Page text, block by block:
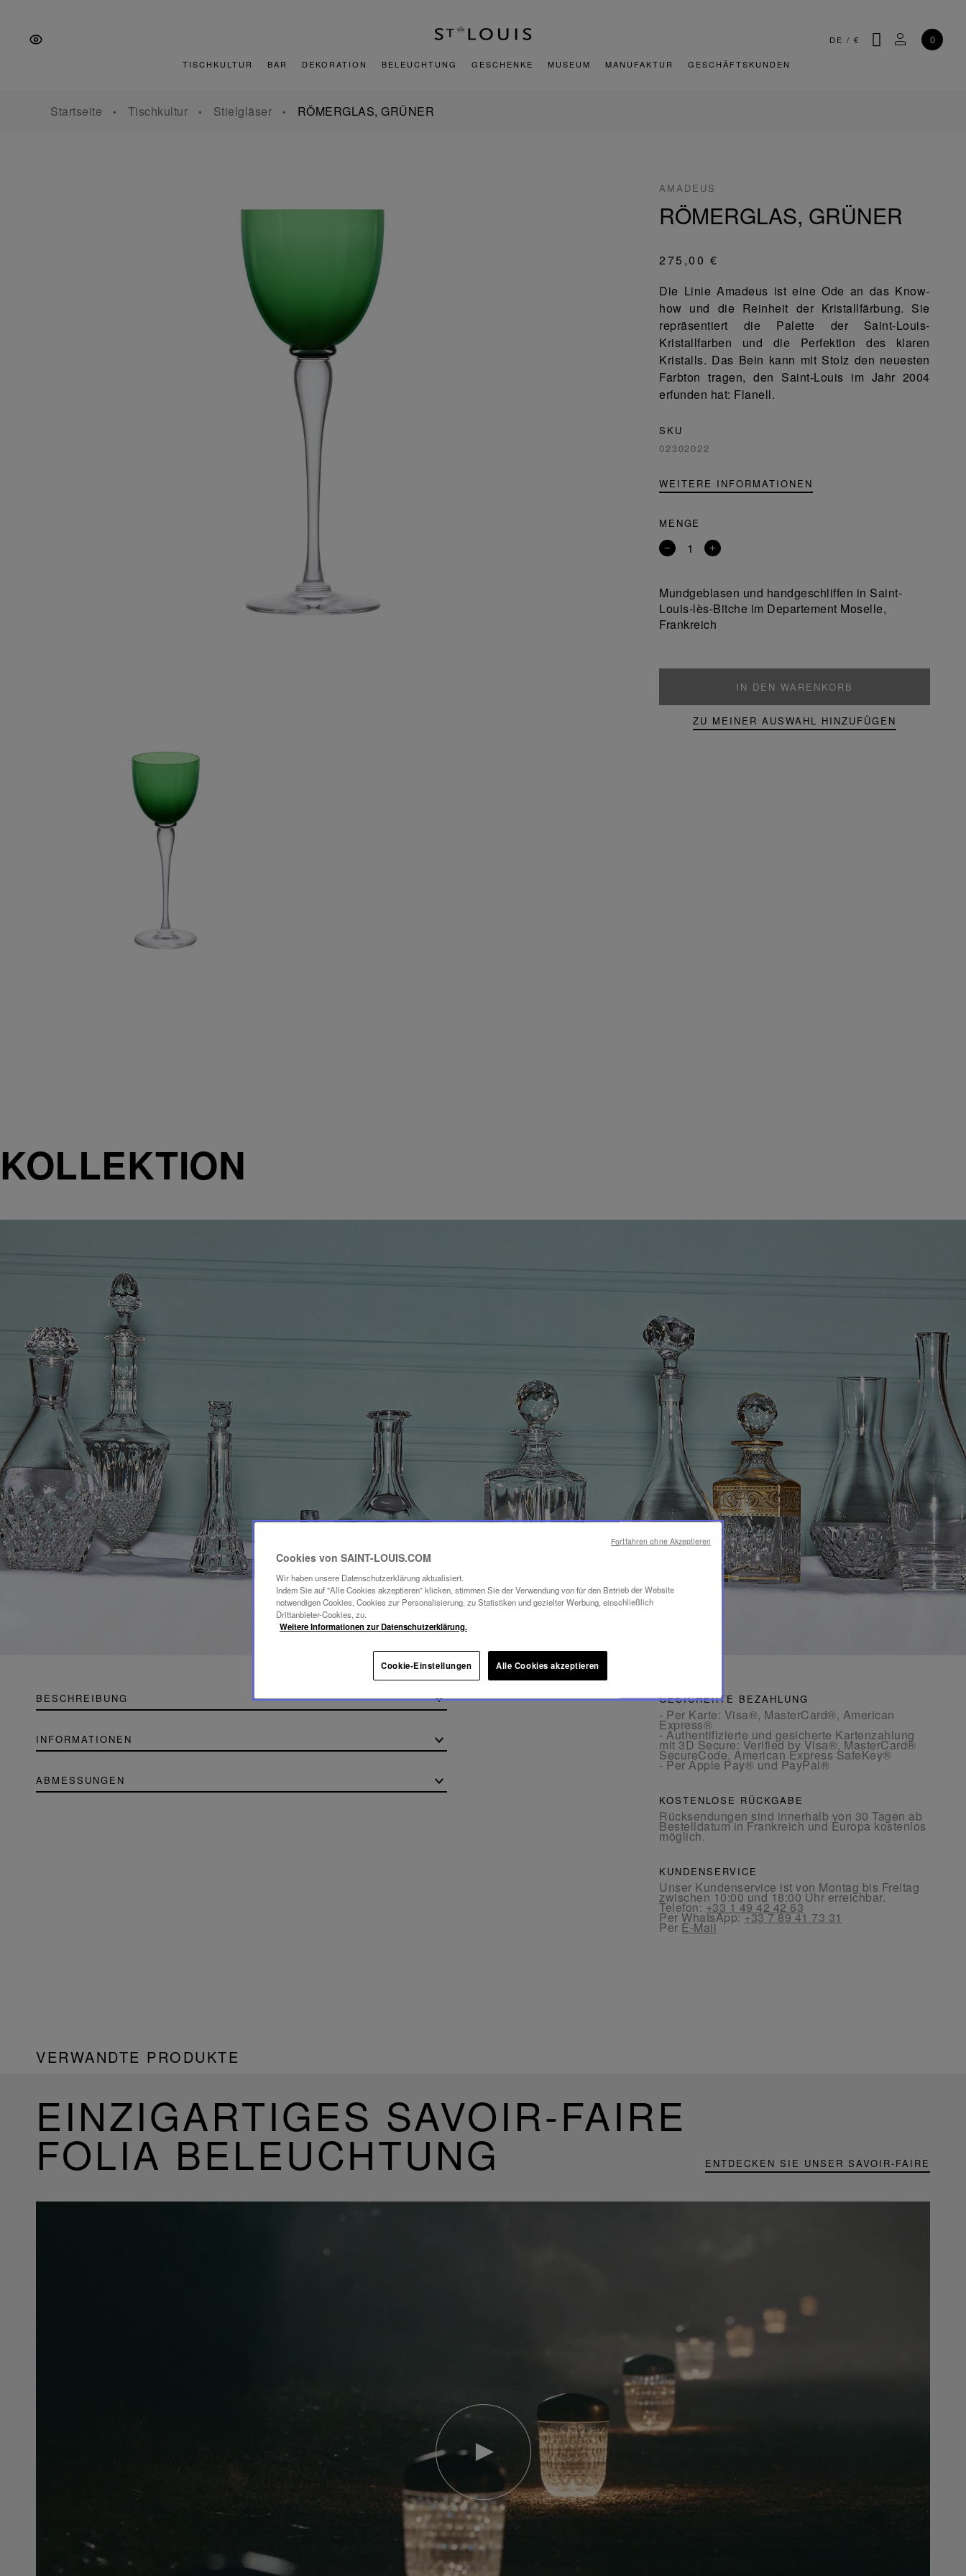
springen
springen
springen
DE / € SUCHEMEIN
0
TISCHKULTUR BAR DEKORATION BELEUCHTUNG GESCHENKE MUSEUM MANUFAKTUR GESCHÄFTSKUNDEN
Startseite Tischkultur Stielgläser RÖMERGLAS, GRÜNER
AMADEUS
RÖMERGLAS, GRÜNER
275,00 €
Die Linie Amadeus ist eine Ode an das Know-
how und die Reinheit der Kristallfärbung. Sie
repräsentiert die Palette der Saint-Louis-
Kristallfarben und die Perfektion des klaren
Kristalls. Das Bein kann mit Stolz den neuesten
Farbton tragen, den Saint-Louis im Jahr 2004
erfunden hat: Flanell.
SKU
02302022
WEITERE INFORMATIONEN
MENGE
Entfernen
Produkt
Ein
Mundgeblasen und handgeschliffen in Saint-
Louis-lès-Bitche im Departement Moselle,
Frankreich
IN DEN WARENKORB
ZU MEINER AUSWAHL HINZUFÜGEN
KOLLEKTION
BESCHREIBUNG
INFORMATIONEN
ABMESSUNGEN
GESICHERTE BEZAHLUNG
- Per Karte: Visa®, MasterCard®, American
Express®
- Authentifizierte und gesicherte Kartenzahlung
mit 3D Secure: Verified by Visa®, MasterCard®
SecureCode, American Express SafeKey®
- Per Apple Pay® und PayPal®
KOSTENLOSE RÜCKGABE
Rücksendungen sind innerhalb von 30 Tagen ab
Bestelldatum in Frankreich und Europa kostenlos
möglich.
KUNDENSERVICE
Unser Kundenservice ist von Montag bis Freitag
zwischen 10:00 und 18:00 Uhr erreichbar.
Telefon:+33 1 49 42 42 63
Per WhatsApp:+33 7 89 41 73 31
Per E-Mail
VERWANDTE PRODUKTE
EINZIGARTIGES SAVOIR-FAIRE
FOLIA BELEUCHTUNG ENTDECKEN SIE UNSER SAVOIR-FAIRE
abspielen
YouTube-
Video,
Folia
Mini-
Portable-
Lampe
Cookies von SAINT-LOUIS.COM
Wir haben unsere Datenschutzerklärung aktualisiert.
Indem Sie auf "Alle Cookies akzeptieren" klicken, stimmen Sie der Verwendung von für den Betrieb der Website
notwendigen Cookies, Cookies zur Personalisierung, zu Statistiken und gezielter Werbung, einschließlich
Drittanbieter-Cookies, zu.
Weitere Informationen zur Datenschutzerklärung.
Cookie-Einstellungen Alle Cookies akzeptieren
Fortfahren ohne Akzeptieren